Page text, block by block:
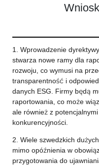
1. Wprowadzenie
stwarza nowe ramy dla
rozwoju, co wymusi na
transparentność i
danych ESG. Firmy będą
raportowania, co może
ale również z
konkurencyjności.
2. Wiele szwedzkich
mimo opóźnienia w
przygotowania do